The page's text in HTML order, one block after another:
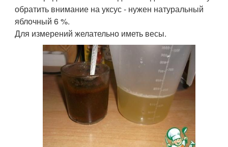
обратить внимание на уксус - нужен натуральный
яблочный 6 %.
Для измерений желательно иметь весы.